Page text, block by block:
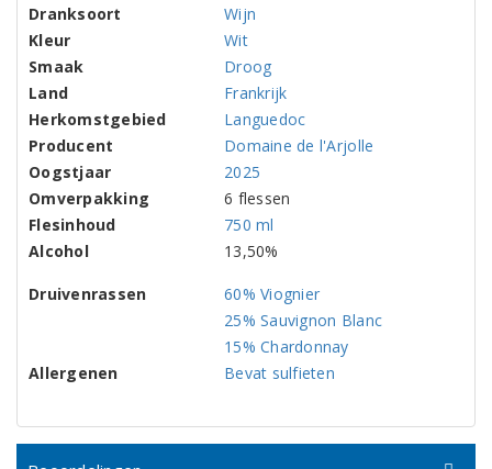
Dranksoort
Wijn
Kleur
Wit
Smaak
Droog
Land
Frankrijk
Herkomstgebied
Languedoc
Producent
Domaine de l'Arjolle
Oogstjaar
2025
Omverpakking
6 flessen
Flesinhoud
750 ml
Alcohol
13,50%
Druivenrassen
60% Viognier
25% Sauvignon Blanc
15% Chardonnay
Allergenen
Bevat sulfieten